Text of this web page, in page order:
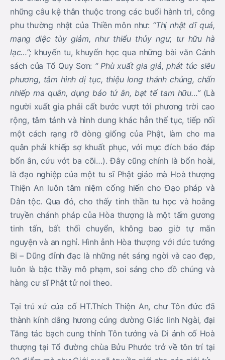
một cách rạng rỡ dòng giống của Phật, làm cho ma
quân phải khiếp sợ khuất phục, với mục đích báo đáp
bốn ân, cứu vớt ba cõi…). Đây cũng chính là bổn hoài,
là đạo nghiệp của một tu sĩ Phật giáo mà Hoà thượng
Thiện An luôn tâm niệm cống hiến cho Đạo pháp và
Dân tộc. Qua đó, cho thấy tinh thần tu học và hoằng
truyền chánh pháp của Hòa thượng là một tấm gương
tinh tấn, bất thối chuyển, không bao giờ tự mãn
nguyện và an nghỉ. Hình ảnh Hòa thượng với đức tướng
Bi – Dũng đỉnh đạc là những nét sáng ngời và cao đẹp,
luôn là bậc thầy mô phạm, soi sáng cho đồ chúng và
hàng cư sĩ Phật tử noi theo.
Tại trú xứ của cố HT.Thích Thiện An, chư Tôn đức đã
thành kính dâng hương cúng dường Giác linh Ngài, đại
Tăng tác bạch cung thỉnh Tôn tướng và Di ảnh cố Hoà
thượng tại Tổ đường chùa Bửu Phước trở về tôn trí tại
02 điểm mà chư Giới sư sẽ truyền giới cho các giới tử.